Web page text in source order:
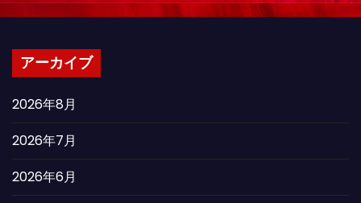
アーカイブ
2026年8月
2026年7月
2026年6月